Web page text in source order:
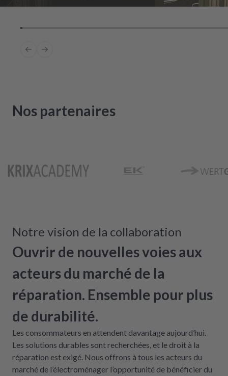
Nos partenaires
Notre vision de la collaboration
Ouvrir de nouvelles voies aux
acteurs du marché de la
réparation. Ensemble pour plus
de durabilité.
Les consommateurs en attendent davantage aujourd’hui.
Les solutions durables sont recherchées, et le droit à la
réparation est exigé. Nous offrons à tous les acteurs du
marché de l’électroménager l’opportunité de bénéficier du